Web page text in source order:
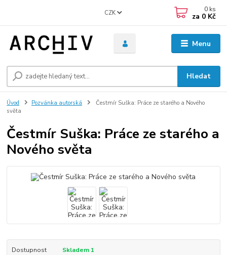
Menu
CZK
Hledat
0 ks
za 0 Kč
Úvod Pozvánka autorská
Čestmír Suška: Práce ze starého a Nového
světa
Čestmír Suška: Práce ze starého a
Nového světa
Dostupnost Skladem 1